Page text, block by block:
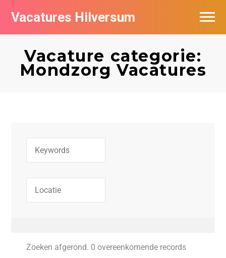
Vacatures Hilversum
Vacature categorie:
Mondzorg Vacatures
Zoeken afgerond. 0 overeenkomende records
Vacatures per bedrijf in Hilversum
De populairste vacatures in Hilversum